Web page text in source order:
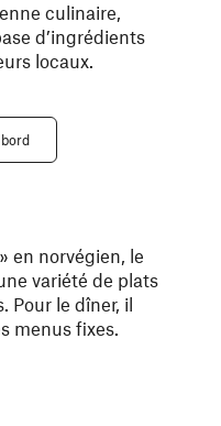
culinaire,
d’ingrédients
locaux.
en norvégien, le
variété de plats
Pour le dîner, il
menus fixes.